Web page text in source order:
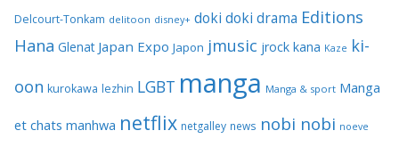
Delcourt-Tonkam delitoon disney+ doki doki drama Editions
Hana Glenat Japan Expo Japon jmusic jrock kana Kaze ki-
oon kurokawa lezhin LGBT manga Manga & sport Manga
et chats manhwa netflix netgalley news nobi nobi noeve